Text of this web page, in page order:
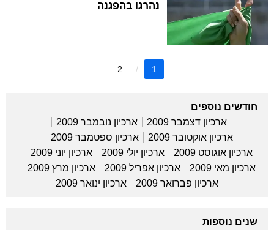
נהרגו בהפגנה
1
2
חודשים נוספים
ארכיון דצמבר 2009
ארכיון נובמבר 2009
ארכיון אוקטובר 2009
ארכיון ספטמבר 2009
ארכיון אוגוסט 2009
ארכיון יולי 2009
ארכיון יוני 2009
ארכיון מאי 2009
ארכיון אפריל 2009
ארכיון מרץ 2009
ארכיון פברואר 2009
ארכיון ינואר 2009
שנים נוספות